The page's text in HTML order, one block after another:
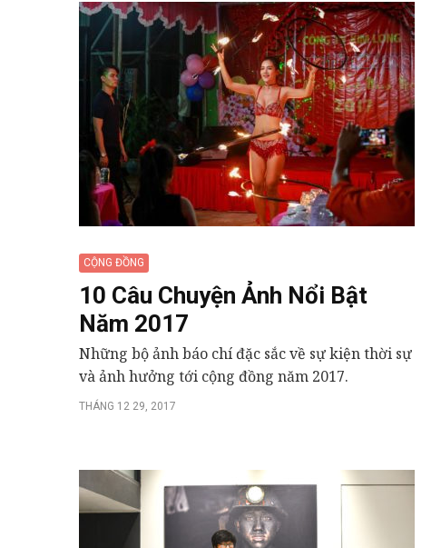
CỘNG ĐỒNG
10 Câu Chuyện Ảnh Nổi Bật
Năm 2017
Những bộ ảnh báo chí đặc sắc về sự kiện thời sự
và ảnh hưởng tới cộng đồng năm 2017.
THÁNG 12 29, 2017